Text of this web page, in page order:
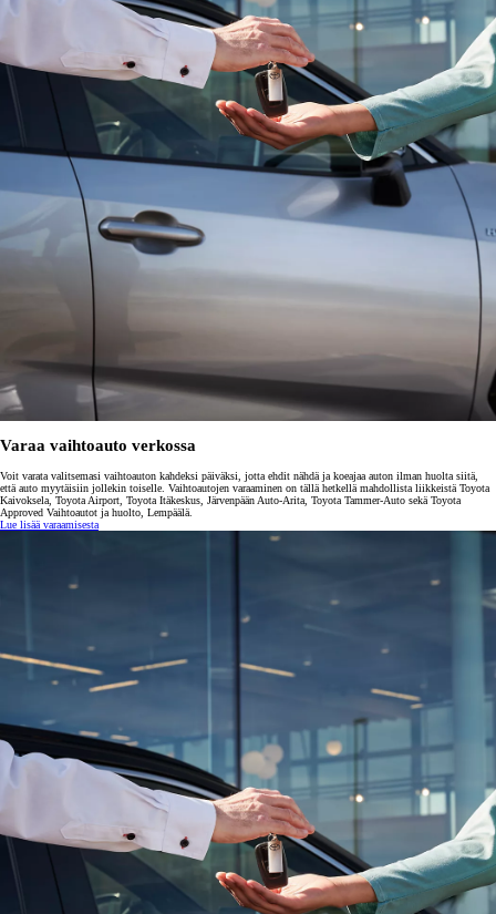
Varaa vaihtoauto verkossa
Voit varata valitsemasi vaihtoauton kahdeksi päiväksi, jotta ehdit nähdä ja koeajaa auton ilman huolta siitä,
että auto myytäisiin jollekin toiselle. Vaihtoautojen varaaminen on tällä hetkellä mahdollista liikkeistä Toyota
Kaivoksela, Toyota Airport, Toyota Itäkeskus, Järvenpään Auto-Arita, Toyota Tammer-Auto sekä Toyota
Approved Vaihtoautot ja huolto, Lempäälä.
Lue lisää varaamisesta